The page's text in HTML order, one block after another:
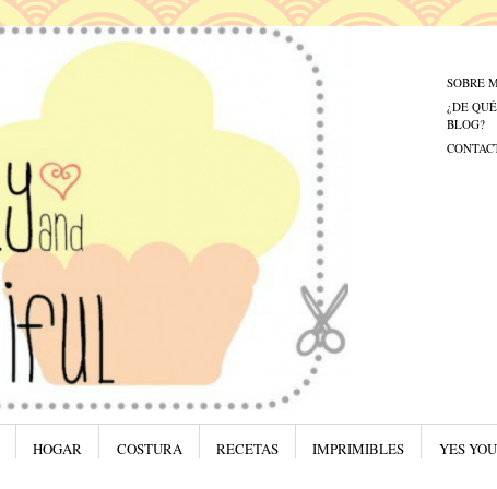
SOBRE
¿DE
BLOG?
HOGAR COSTURA RECETAS IMPRIMIBLES YES